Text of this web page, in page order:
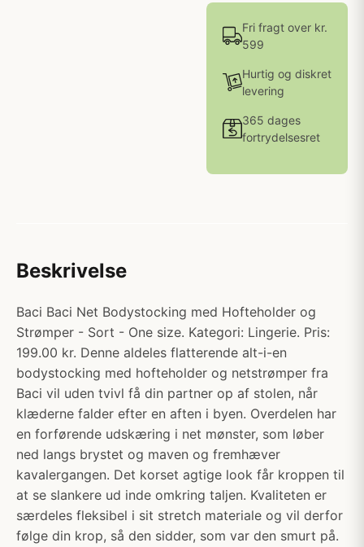
Fri fragt over kr.
599
Hurtig og diskret
levering
365 dages
fortrydelsesret
Beskrivelse
Baci Baci Net Bodystocking med Hofteholder og
Strømper - Sort - One size. Kategori: Lingerie. Pris:
199.00 kr. Denne aldeles flatterende alt-i-en
bodystocking med hofteholder og netstrømper fra
Baci vil uden tvivl få din partner op af stolen, når
klæderne falder efter en aften i byen. Overdelen har
en forførende udskæring i net mønster, som løber
ned langs brystet og maven og fremhæver
kavalergangen. Det korset agtige look får kroppen til
at se slankere ud inde omkring taljen. Kvaliteten er
særdeles fleksibel i sit stretch materiale og vil derfor
følge din krop, så den sidder, som var den smurt på.